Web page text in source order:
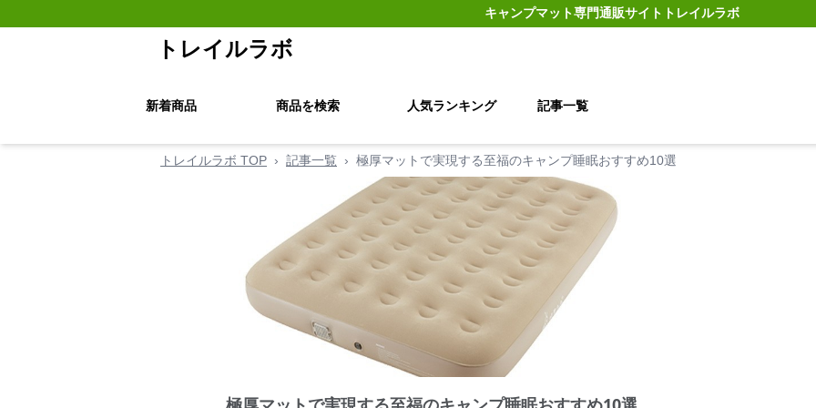
キャンプマット専門通販サイト トレイルラボ
トレイルラボ
新着商品 商品を検索 人気ランキング 記事一覧
トレイルラボ TOP › 記事一覧 › 極厚マットで実現する至福のキャンプ睡眠おすすめ10選